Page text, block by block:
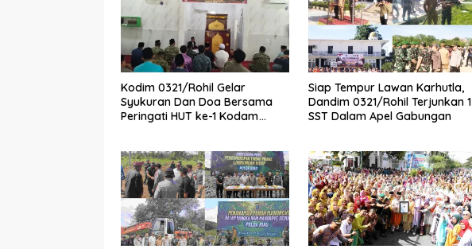
Kodim 0321/Rohil Gelar
Syukuran Dan Doa Bersama
Peringati HUT ke-1 Kodam
Siap Tempur Lawan Karhutla,
Dandim 0321/Rohil Terjunkan 1
SST Dalam Apel Gabungan